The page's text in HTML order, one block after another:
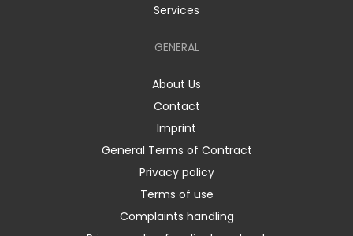
Services
GENERAL
About Us
Contact
Imprint
General Terms of Contract
Privacy policy
Terms of use
Complaints handling